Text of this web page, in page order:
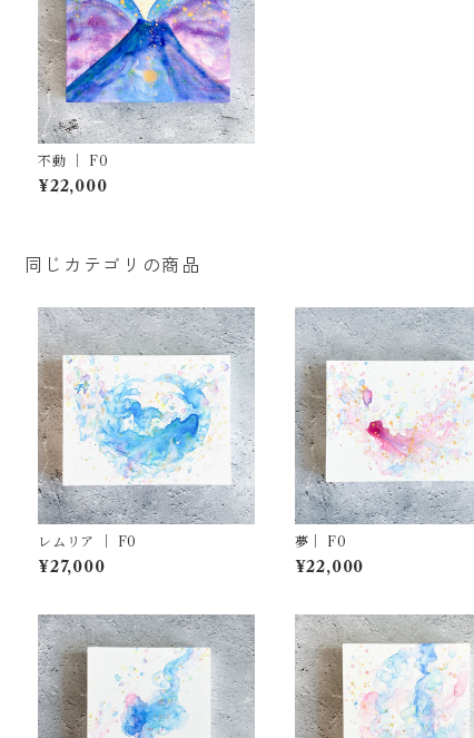
不動 ｜ F0
¥22,000
同じカテゴリの商品
レムリア ｜ F0
¥27,000
夢｜ F0
¥22,000